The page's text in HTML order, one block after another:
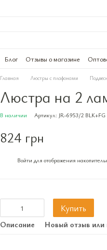
Блог Отзывы о магазине
Главная Люстры с плафонами
Люстра на 2
В наличии Артикул: JR-6953/2 BLK+FG
824 грн
Войти для отображения
Купить
Описание Новый отзыв